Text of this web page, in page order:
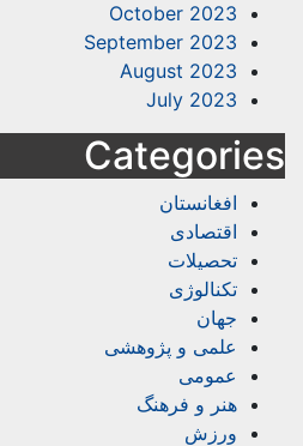
October 2023
September 2023
August 2023
July 2023
افغانستان
اقتصادی
تحصیلات
تکنالوژی
جهان
علمی و پژوهشی
عمومی
هنر و فرهنگ
ورزش